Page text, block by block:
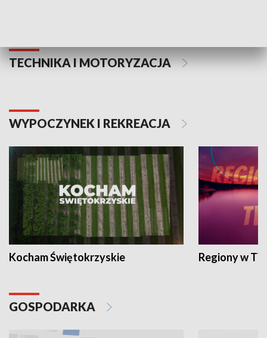
TECHNIKA I MOTORYZACJA
WYPOCZYNEK I REKREACJA
Kocham Świętokrzyskie Regiony w
GOSPODARKA